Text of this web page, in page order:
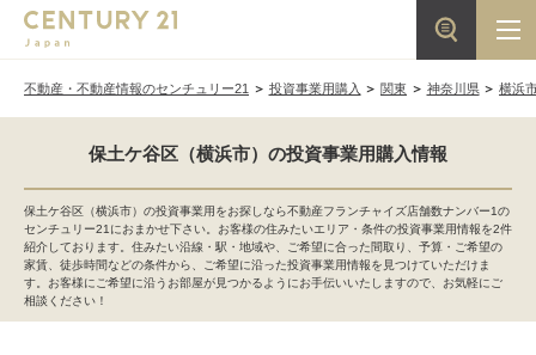
不動産・不動産情報のセンチュリー21 投資事業用購入 関東 神奈川県 横浜
保土ケ谷区（横浜市）の投資事業用購入情報
保土ケ谷区（横浜市）の投資事業用をお探しなら不動産フランチャイズ店舗数ナンバー1の
センチュリー21におまかせ下さい。お客様の住みたいエリア・条件の投資事業用情報を2件
紹介しております。住みたい沿線・駅・地域や、ご希望に合った間取り、予算・ご希望の
家賃、徒歩時間などの条件から、ご希望に沿った投資事業用情報を見つけていただけま
す。お客様にご希望に沿うお部屋が見つかるようにお手伝いいたしますので、お気軽にご
相談ください！